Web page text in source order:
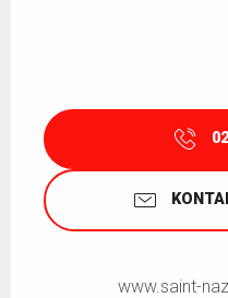
www.saint-